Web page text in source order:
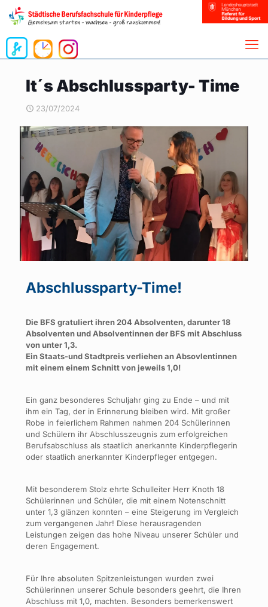
It´s Abschlussparty- Time
23/07/2024
Abschlussparty-Time!
Die BFS gratuliert ihren 204 Absolventen, darunter 18
Absolventen und Absolventinnen der BFS mit Abschluss
von unter 1,3.
Ein Staats-und Stadtpreis verliehen an Absovlentinnen
mit einem einem Schnitt von jeweils 1,0!
Ein ganz besonderes Schuljahr ging zu Ende – und mit
ihm ein Tag, der in Erinnerung bleiben wird. Mit großer
Robe in feierlichem Rahmen nahmen 204 Schülerinnen
und Schülern ihr Abschlusszeugnis zum erfolgreichen
Berufsabschluss als staatlich anerkannte Kinderpflegerin
oder staatlich anerkannter Kinderpfleger entgegen.
Mit besonderem Stolz ehrte Schulleiter Herr Knoth 18
Schülerinnen und Schüler, die mit einem Notenschnitt
unter 1,3 glänzen konnten – eine Steigerung im Vergleich
zum vergangenen Jahr! Diese herausragenden
Leistungen zeigen das hohe Niveau unserer Schüler und
deren Engagement.
Für Ihre absoluten Spitzenleistungen wurden zwei
Schülerinnen unserer Schule besonders geehrt, die Ihren
Abschluss mit 1,0, machten. Besonders bemerkenswert